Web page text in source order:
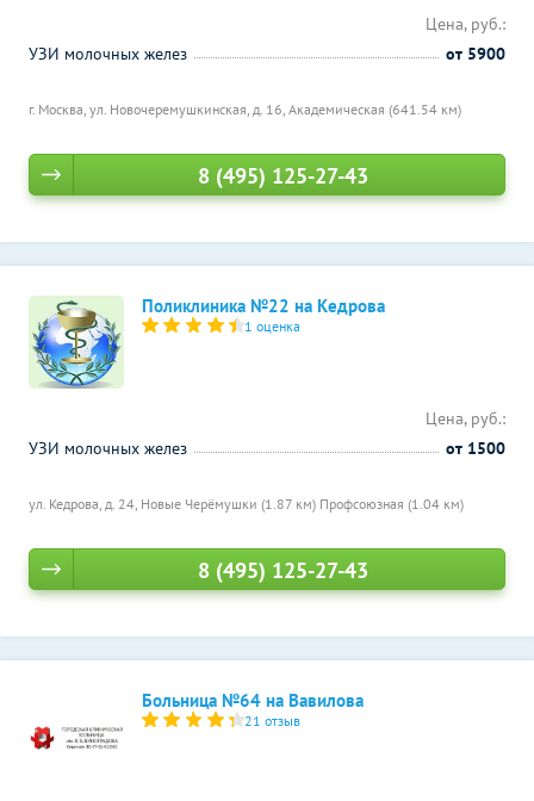
г. Москва, ул. Новочеремушкинская, д. 16, Академическая (641.54 км)
Цена, руб.:
УЗИ молочных желез
от 5900
8 (495) 125-27-43
Поликлиника №22 на Кедрова
1 оценка
ул. Кедрова, д. 24, Новые Черёмушки (1.87 км) Профсоюзная (1.04 км)
Цена, руб.:
УЗИ молочных желез
от 1500
8 (495) 125-27-43
Больница №64 на Вавилова
21 отзыв